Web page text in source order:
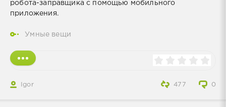
робота-заправщика с помощью мобильного
приложения.
Умные вещи
Igor 0
477